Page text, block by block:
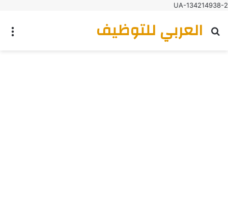
UA-134214938-2
العربي للتوظيف
بحث عن